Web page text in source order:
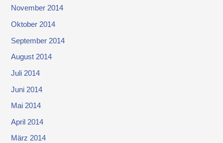
November 2014
Oktober 2014
September 2014
August 2014
Juli 2014
Juni 2014
Mai 2014
April 2014
März 2014